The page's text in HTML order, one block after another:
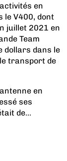
en
le V400, dont
juillet 2021 en
Team
dollars dans le
le transport de
en
ses
de...